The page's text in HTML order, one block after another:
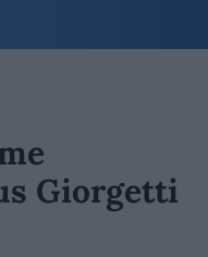
Giorgetti